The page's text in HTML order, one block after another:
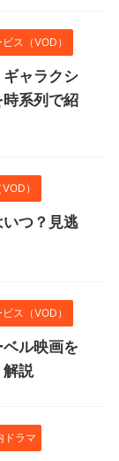
ス（VOD）
ャラクシ
系列で紹
）
いつ？見逃
ス（VOD）
ル映画を
解説
ドラマ